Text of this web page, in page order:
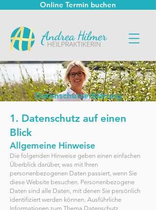
Online Termin buchen
Datenschutzerklärung
1. Datenschutz auf einen
Blick
Allgemeine Hinweise
Die folgenden Hinweise geben einen einfachen
Überblick darüber, was mit Ihren
personenbezogenen Daten passiert, wenn Sie
diese Website besuchen. Personenbezogene
Daten sind alle Daten, mit denen Sie persönlich
identifiziert werden können. Ausführliche
Informationen zum Thema Datenschutz